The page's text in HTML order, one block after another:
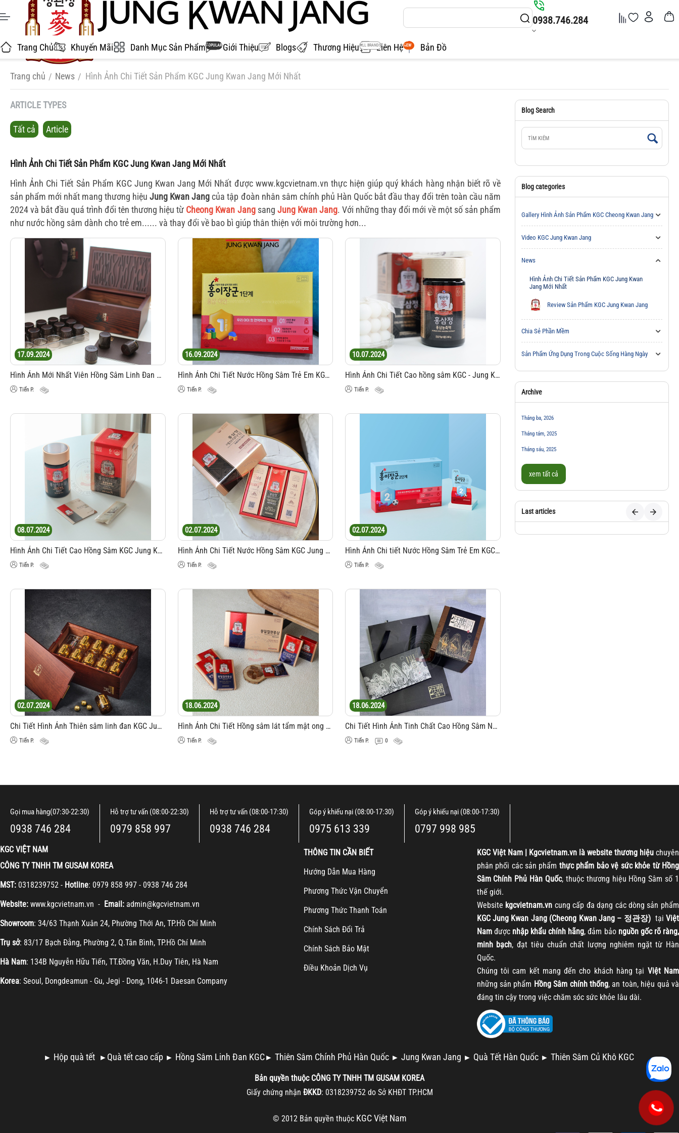
0938.746.284
Trang Chủ Khuyến Mãi Danh Mục Sản Phẩm POPULAR Giới Thiệu Blogs Thương Hiệu ALL BRANDSLiên HệNEW Bản Đồ
Trang chủ / News / Hình Ảnh Chi Tiết Sản Phẩm KGC Jung Kwan Jang Mới Nhất
ARTICLE TYPES
Tất cả Article
Hình Ảnh Chi Tiết Sản Phẩm KGC Jung Kwan Jang Mới Nhất
Hình Ảnh Chi Tiết Sản Phẩm KGC Jung Kwan Jang Mới Nhất được www.kgcvietnam.vn thực hiện giúp quý khách hàng nhận biết rõ về
sản phẩm mới nhất mang thương hiệuJung Kwan Jangcủa tập đoàn nhân sâm chính phủ Hàn Quốc bắt đầu thay đổi trên toàn cầu năm
2024 và bắt đầu quá trình đổi tên thương hiệu từ Cheong Kwan Jangsang Jung Kwan Jang. Với những thay đổi mới về một số sản phẩm
như nước hồng sâm dành cho trẻ em...... và thay đổi về bao bì giúp thân thiện với môi trường hơn...
17.09.2024
Hình Ảnh Mới Nhất Viên Hồng Sâm Linh Đan KGC Jung Kwan Jang 4g x 30 Viên
Tiến P.
16.09.2024
Hình Ảnh Chi Tiết Nước Hồng Sâm Trẻ Em KGC Jung Kwan Jang Số 1 15ml x 30 Gói
Tiến P.
10.07.2024
Hình Ảnh Chi Tiết Cao hồng sâm KGC - Jung Kwan Jang 240g nội địa Hàn Quốc
Tiến P.
08.07.2024
Hình Ảnh Chi Tiết Cao Hồng Sâm KGC Jung Kwan Jang Royal 240g
Tiến P.
02.07.2024
Hình Ảnh Chi Tiết Nước Hồng Sâm KGC Jung Kwan Jang Everytime 10ml x 20 Gói
Tiến P.
02.07.2024
Hình Ảnh Chi tiết Nước Hồng Sâm Trẻ Em KGC Jung Kwan Jang Số 2
Tiến P.
02.07.2024
Chi Tiết Hình Ảnh Thiên sâm linh đan KGC Jung Kwan Jang Hwang Jin Dan Cheon Noble Line 4g x 20 viên
Tiến P.
18.06.2024
Hình Ảnh Chi Tiết Hồng sâm lát tẩm mật ong KGC Jung Kwan Jang 20g x 6 gói
Tiến P.
18.06.2024
Chi Tiết Hình Ảnh Tinh Chất Cao Hồng Sâm Nhung Hươu CheonNok 180g KGC Jung Kwang #1
Tiến P. 0
Blog Search
Blog categories
Gallery Hình Ảnh Sản Phẩm KGC Cheong Kwan Jang
Video KGC Jung Kwan Jang
News
Hình Ảnh Chi Tiết Sản Phẩm KGC Jung Kwan
Jang Mới Nhất
Review Sản Phẩm KGC Jung Kwan Jang
Chia Sẻ Phần Mềm
Sản Phẩm Ứng Dụng Trong Cuộc Sống Hàng Ngày
Archive
Tháng ba, 2026
Tháng tám, 2025
Tháng sáu, 2025
xem tất cả
Last articles
Gọi mua hàng(07:30-22:30)
0938 746 284
Hỗ trợ tư vấn (08:00-22:30)
0979 858 997
Hỗ trợ tư vấn (08:00-17:30)
0938 746 284
Góp ý khiếu nại (08:00-17:30)
0975 613 339
Góp ý khiếu nại (08:00-17:30)
0797 998 985
KGC VIỆT NAM
CÔNG TY TNHH TM GUSAM KOREA
MST: 0318239752 - Hotline: 0979 858 997 - 0938 746 284
Website: www.kgcvietnam.vn - Email: admin@kgcvietnam.vn
Showroom: 34/63 Thạnh Xuân 24, Phường Thới An, TP.Hồ Chí Minh
Trụ sở: 83/17 Bạch Đằng, Phường 2, Q.Tân Bình, TP.Hồ Chí Minh
Hà Nam: 134B Nguyễn Hữu Tiến, TT.Đồng Văn, H.Duy Tiên, Hà Nam
Korea: Seoul, Dongdeamun - Gu, Jegi - Dong, 1046-1 Daesan Company
THÔNG TIN CẦN BIẾT
Hướng Dẫn Mua Hàng
Phương Thức Vận Chuyển
Phương Thức Thanh Toán
Chính Sách Đổi Trả
Chính Sách Bảo Mật
Điều Khoản Dịch Vụ
KGC Việt Nam | Kgcvietnam.vn là website thương hiệu chuyên
phân phối các sản phẩm thực phẩm bảo vệ sức khỏe từ Hồng
Sâm Chính Phủ Hàn Quốc, thuộc thương hiệu Hồng Sâm số 1
thế giới.
Website kgcvietnam.vn cung cấp đa dạng các dòng sản phẩm
KGC Jung Kwan Jang (Cheong Kwan Jang – 정관장)tại Việt
Namđược nhập khẩu chính hãng, đảm bảo nguồn gốc rõ ràng,
minh bạch, đạt tiêu chuẩn chất lượng nghiêm ngặt từ Hàn
Quốc.
Chúng tôi cam kết mang đến cho khách hàng tại Việt Nam
những sản phẩm Hồng Sâm chính thống, an toàn, hiệu quả và
đáng tin cậy trong việc chăm sóc sức khỏe lâu dài.
► Hộp quà tết► Quà tết cao cấp ► Hồng Sâm Linh Đan KGC► Thiên Sâm Chính Phủ Hàn Quốc ► Jung Kwan Jang ► Quà Tết Hàn Quốc ► Thiên Sâm Củ Khô KGC
Bản quyền thuộc CÔNG TY TNHH TM GUSAM KOREA
Giấy chứng nhận ĐKKD: 0318239752 do Sở KHĐT TP.HCM
© 2012 Bản quyền thuộc KGC Việt Nam